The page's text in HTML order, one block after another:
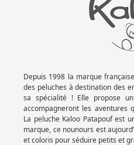
Depuis 1998 la marque
des peluches à destination des
sa spécialité ! Elle propose
accompagneront les aventures
La peluche Kaloo Patapouf est
marque, ce nounours est
et coloris pour séduire petits et